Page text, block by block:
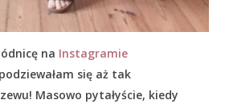
na Instagramie
się aż tak
Masowo pytałyście, kiedy